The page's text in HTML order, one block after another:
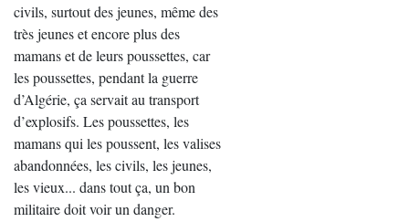
civils, surtout des jeunes, même des
très jeunes et encore plus des
mamans et de leurs poussettes, car
les poussettes, pendant la guerre
d’Algérie, ça servait au transport
d’explosifs. Les poussettes, les
mamans qui les poussent, les valises
abandonnées, les civils, les jeunes,
les vieux... dans tout ça, un bon
militaire doit voir un danger.